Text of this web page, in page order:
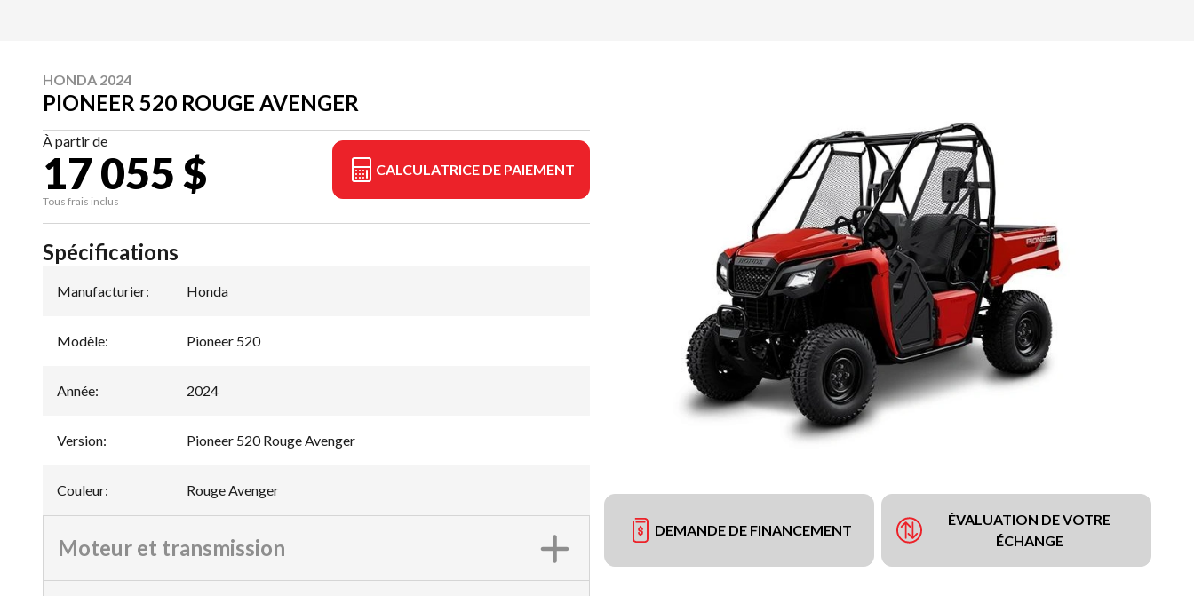
HONDA 2024
PIONEER 520 ROUGE AVENGER
À partir de
17 055 $
Tous frais inclus
CALCULATRICE DE PAIEMENT
DEMANDE DE FINANCEMENT
ÉVALUATION DE VOTRE
ÉCHANGE
Spécifications
Manufacturier: Honda
Modèle: Pioneer 520
Année: 2024
Version: Pioneer 520 Rouge Avenger
Couleur: Rouge Avenger
Moteur et transmission